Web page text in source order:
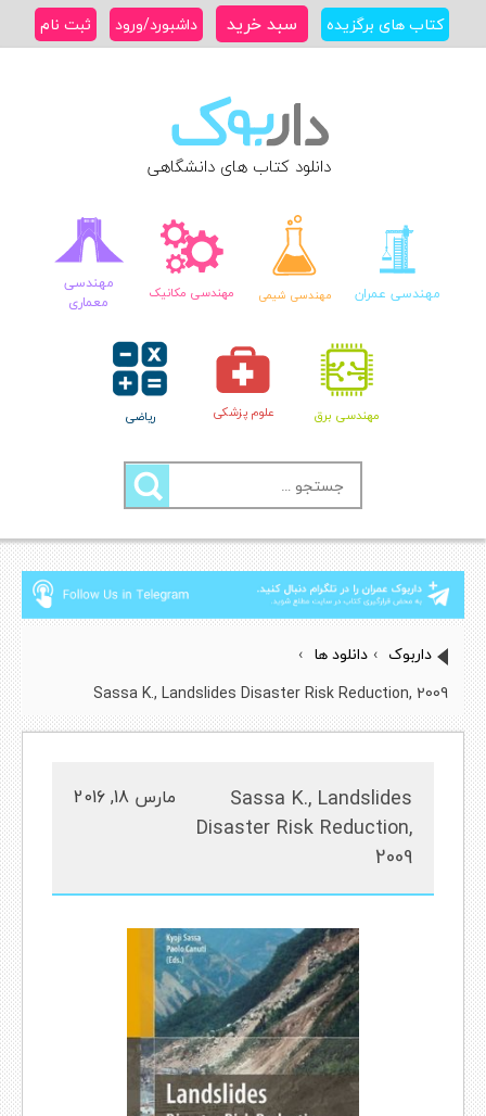
کتاب های برگزیده سبد خرید داشبورد/ورود ثبت نام
دانلود کتاب های دانشگاهی
مهندسی عمران مهندسی شیمی مهندسی مکانیک
مهندسی
معماری
مهندسی برق علوم پزشکی ریاضی
جستجو
برای:
داربوک › دانلود ها ›
Sassa K., Landslides Disaster Risk Reduction, 2009
Sassa K., Landslides
Disaster Risk Reduction,
2009
مارس 18, 2016